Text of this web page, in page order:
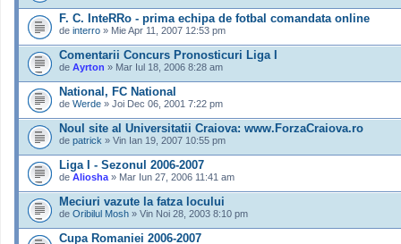
F. C. InteRRo - prima echipa de fotbal comandata online
de interro » Mie Apr 11, 2007 12:53 pm
Comentarii Concurs Pronosticuri Liga I
de Ayrton » Mar Iul 18, 2006 8:28 am
National, FC National
de Werde » Joi Dec 06, 2001 7:22 pm
Noul site al Universitatii Craiova: www.ForzaCraiova.ro
de patrick » Vin Ian 19, 2007 10:55 pm
Liga I - Sezonul 2006-2007
de Aliosha » Mar Iun 27, 2006 11:41 am
Meciuri vazute la fatza locului
de Oribilul Mosh » Vin Noi 28, 2003 8:10 pm
Cupa Romaniei 2006-2007